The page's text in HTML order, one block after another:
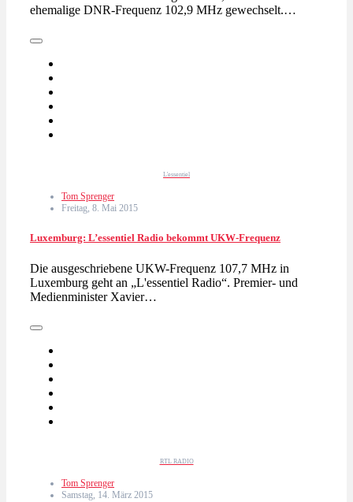
ehemalige DNR-Frequenz 102,9 MHz gewechselt.…
L'essentiel
Tom Sprenger
Freitag, 8. Mai 2015
Luxemburg: L’essentiel Radio bekommt UKW-Frequenz
Die ausgeschriebene UKW-Frequenz 107,7 MHz in
Luxemburg geht an „L'essentiel Radio“. Premier- und
Medienminister Xavier…
RTL RADIO
Tom Sprenger
Samstag, 14. März 2015